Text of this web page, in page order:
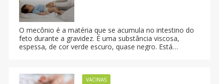
O mecônio é a matéria que se acumula no intestino do
feto durante a gravidez. É uma substância viscosa,
espessa, de cor verde escuro, quase negro. Está
primeras semanas de vida.
VACINAS